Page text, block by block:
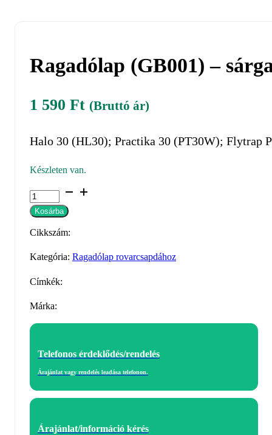
Ragadólap (GB001) –
1 590 Ft (Bruttó ár)
Halo 30 (HL30); Practika 30 (PT30W); Flytrap
Készleten van.
Ragadólap
(GB001)
–
sárga
Kosárba
Cikkszám:
Kategória: Ragadólap rovarcsapdához
Címkék:
Márka:
Telefonos érdeklődés/rendelés
Árajánlat vagy rendelés leadása telefonon.
Árajánlat/információ kérés